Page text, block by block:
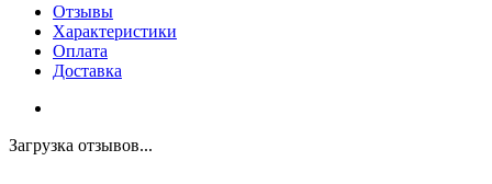
Отзывы
Характеристики
Оплата
Доставка
Загрузка отзывов...